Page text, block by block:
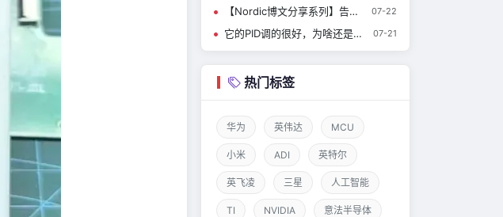
【Nordic博文分享系列】告别“AI幻觉”！让 Ai 真正读懂nRF Connect SDK 07-22
它的PID调的很好，为啥还是有温差？分析一下这个有趣的烘干器…… 07-21
热门标签
华为 英伟达 MCU
小米 ADI 英特尔
英飞凌 三星 人工智能
TI NVIDIA 意法半导体